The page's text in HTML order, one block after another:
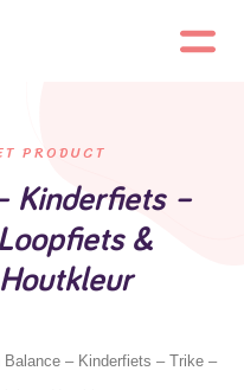
PRODUCT
Kinderfiets –
&
Balance – Kinderfiets – Trike –